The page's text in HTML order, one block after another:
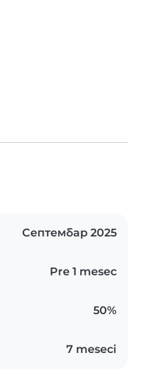
Септембар 2025
Pre 1 mesec
50%
7 meseci